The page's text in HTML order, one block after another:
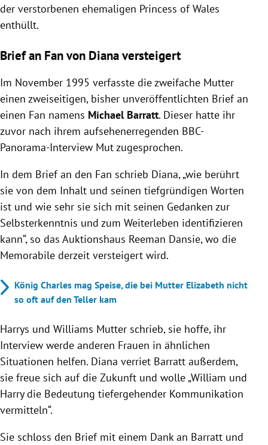
der verstorbenen ehemaligen Princess of Wales
enthüllt.
Brief an Fan von Diana versteigert
Im November 1995 verfasste die zweifache Mutter
einen zweiseitigen, bisher unveröffentlichten Brief an
einen Fan namens Michael Barratt. Dieser hatte ihr
zuvor nach ihrem aufsehenerregenden BBC-
Panorama-Interview Mut zugesprochen.
In dem Brief an den Fan schrieb Diana, „wie berührt
sie von dem Inhalt und seinen tiefgründigen Worten
ist und wie sehr sie sich mit seinen Gedanken zur
Selbsterkenntnis und zum Weiterleben identifizieren
kann“, so das Auktionshaus Reeman Dansie, wo die
Memorabile derzeit versteigert wird.
König Charles mag Speise, die bei Mutter Elizabeth nicht
so oft auf den Teller kam
Harrys und Williams Mutter schrieb, sie hoffe, ihr
Interview werde anderen Frauen in ähnlichen
Situationen helfen. Diana verriet Barratt außerdem,
sie freue sich auf die Zukunft und wolle „William und
Harry die Bedeutung tiefergehender Kommunikation
vermitteln“.
Sie schloss den Brief mit einem Dank an Barratt und